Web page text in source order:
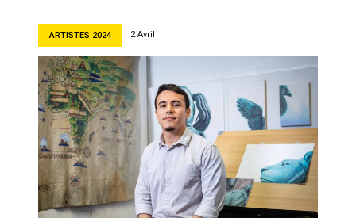
ARTISTES 2024 2 Avril